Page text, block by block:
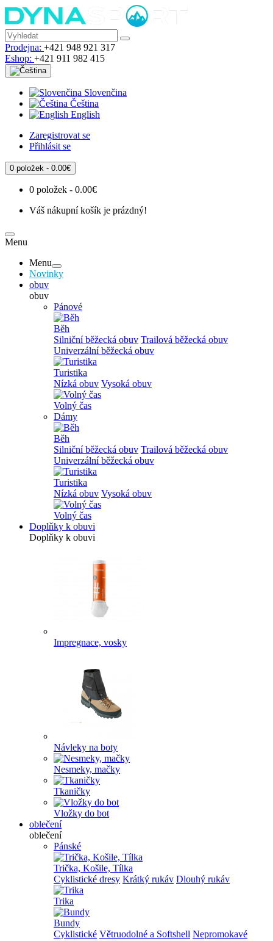
Prodejna: +421 948 921 317
Eshop: +421 911 982 415
Slovenčina
Čeština
English
Zaregistrovat se
Přihlásit se
0 položek - 0.00€
0 položek - 0.00€
Váš nákupní košík je prázdný!
Menu
Menu
Novinky
obuv
obuv
Pánové
Běh
Silniční běžecká obuv Trailová běžecká obuv
Univerzální běžecká obuv
Turistika
Nízká obuv Vysoká obuv
Volný čas
Dámy
Běh
Silniční běžecká obuv Trailová běžecká obuv
Univerzální běžecká obuv
Turistika
Nízká obuv Vysoká obuv
Volný čas
Doplňky k obuvi
Doplňky k obuvi
Impregnace, vosky
Návleky na boty
Nesmeky, mačky
Tkaničky
Vložky do bot
oblečení
oblečení
Pánské
Trička, Košile, Tílka
Cyklistické dresy Krátký rukáv Dlouhý rukáv
Trika
Bundy
Cyklistické Větruodolné a Softshell Nepromokavé